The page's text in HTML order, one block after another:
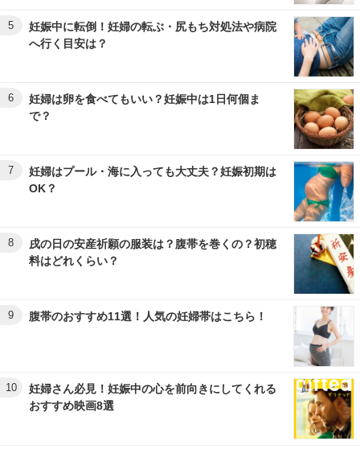
5
妊娠中に転倒！妊婦の転ぶ・尻もち対処法や病院
へ行く目安は？
6
妊婦は卵を食べてもいい？妊娠中は1日何個ま
で？
7
妊婦はプール・海に入っても大丈夫？妊娠初期は
OK？
8
戌の日の安産祈願の服装は？腹帯を巻くの？初穂
料はどれくらい？
9 腹帯のおすすめ11選！人気の妊婦帯はこちら！
10
妊婦さん必見！妊娠中の心を前向きにしてくれる
おすすめ映画8選